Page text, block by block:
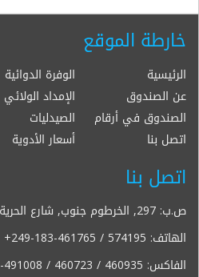
خارطة الموقع
الرئيسية الوفرة الدوائية
عن الصندوق
الإمداد الولائي
الصندوق في أرقام
الصيدليات
اتصل بنا
أسعار الأدوية
اتصل بنا
ص.ب: 297, الخرطوم جنوب, شارع الحرية, الخرطوم, السودان
الهاتف: +249-183-461765 / 574195
الفاكس: 491008 / 460723 / 460935